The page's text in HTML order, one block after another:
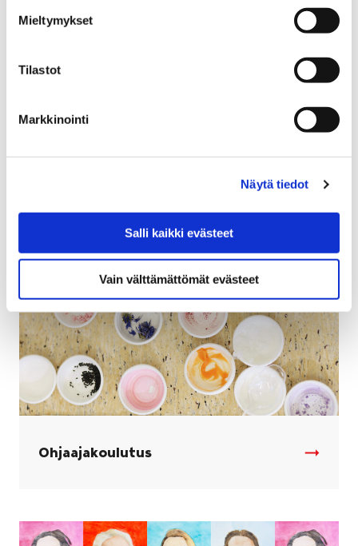
Mieltymykset
Tilastot
Markkinointi
Näytä tiedot
Salli kaikki evästeet
Vain välttämättömät evästeet
Menetelmä
Ohjaajakoulutus